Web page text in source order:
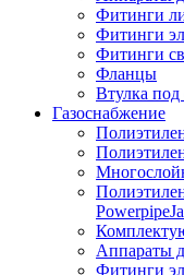
Фитинги
Фитинги
Фитинги
Фланцы
Втулка под
Газоснабжение
Аппараты
Фитинги